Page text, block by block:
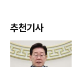
추천기사